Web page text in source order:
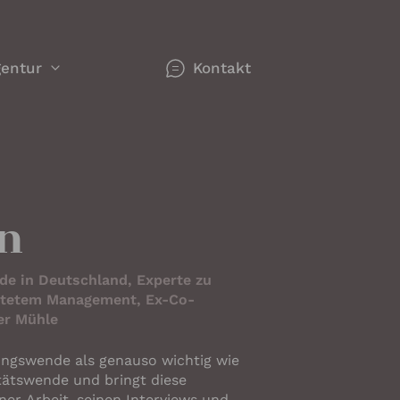
-
sich
Kontakt
in Deutschland, Experte zu
Management, Ex-Co-
Mühle
als genauso wichtig wie
und bringt diese